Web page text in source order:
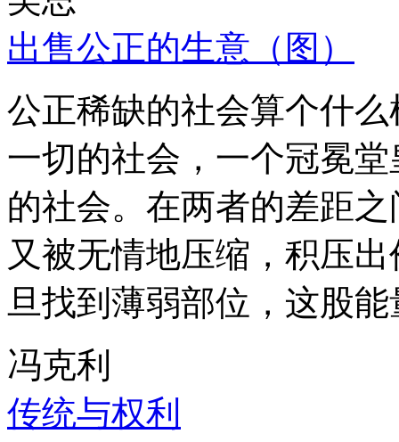
出售公正的生意（图）
公正稀缺的社会算个什
一切的社会，一个冠冕
的社会。在两者的差距
又被无情地压缩，积压
旦找到薄弱部位，这股
冯克利
传统与权利